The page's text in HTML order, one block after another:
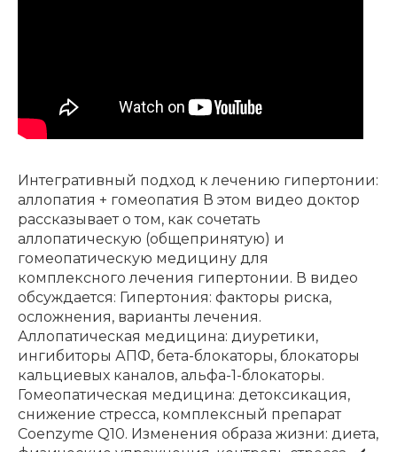
Интегративный подход к лечению гипертонии:
аллопатия + гомеопатия В этом видео доктор
рассказывает о том, как сочетать
аллопатическую (общепринятую) и
гомеопатическую медицину для
комплексного лечения гипертонии. В видео
обсуждается: Гипертония: факторы риска,
осложнения, варианты лечения.
Аллопатическая медицина: диуретики,
ингибиторы АПФ, бета-блокаторы, блокаторы
кальциевых каналов, альфа-1-блокаторы.
Гомеопатическая медицина: детоксикация,
снижение стресса, комплексный препарат
Coenzyme Q10. Изменения образа жизни: диета,